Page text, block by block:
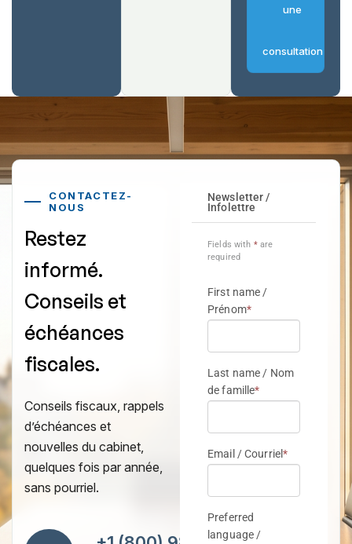
une
consultation
CONTACTEZ-
NOUS
Restez
informé.
Conseils et
échéances
fiscales.
Conseils fiscaux, rappels
d’échéances et
nouvelles du cabinet,
quelques fois par année,
sans pourriel.